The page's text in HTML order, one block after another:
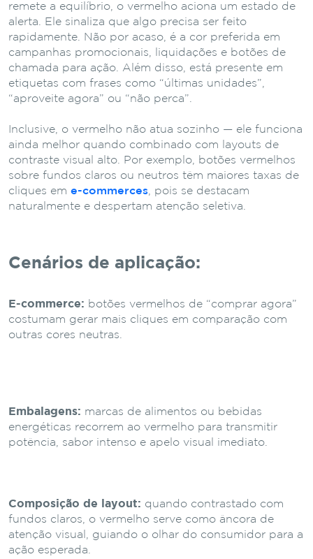
remete a equilíbrio, o vermelho aciona um estado de
alerta. Ele sinaliza que algo precisa ser feito
rapidamente. Não por acaso, é a cor preferida em
campanhas promocionais, liquidações e botões de
chamada para ação. Além disso, está presente em
etiquetas com frases como “últimas unidades”,
“aproveite agora” ou “não perca”.
Inclusive, o vermelho não atua sozinho — ele funciona
ainda melhor quando combinado com layouts de
contraste visual alto. Por exemplo, botões vermelhos
sobre fundos claros ou neutros têm maiores taxas de
cliques em e-commerces , pois se destacam
naturalmente e despertam atenção seletiva.
Cenários de aplicação:
E-commerce: botões vermelhos de “comprar agora”
costumam gerar mais cliques em comparação com
outras cores neutras.
Embalagens: marcas de alimentos ou bebidas
energéticas recorrem ao vermelho para transmitir
potência, sabor intenso e apelo visual imediato.
Composição de layout: quando contrastado com
fundos claros, o vermelho serve como âncora de
atenção visual, guiando o olhar do consumidor para a
ação esperada.